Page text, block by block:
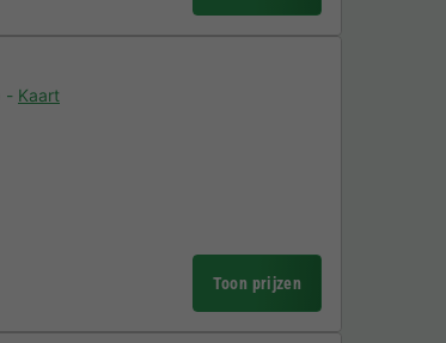
Kaart
Toon prijzen